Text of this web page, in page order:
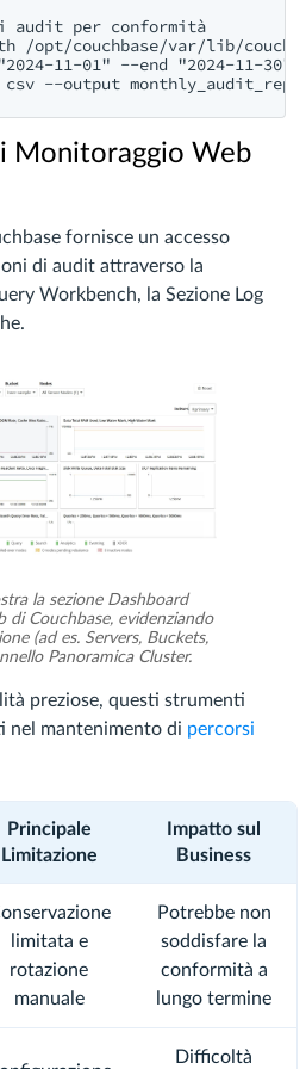
audit per conformità
/opt/couchbase/var/lib/
11-01" --end "2024-11-30"
Monitoraggio Web
fornisce un accesso
di audit attraverso la
Workbench, la Sezione Log
la sezione Dashboard
di Couchbase, evidenziando
(ad es. Servers, Buckets,
Panoramica Cluster.
preziose, questi strumenti
nel mantenimento di percorsi
Principale
Limitazione
Impatto sul
Business
limitata e
rotazione
manuale
Potrebbe non
soddisfare la
conformità a
lungo termine
Difficoltà